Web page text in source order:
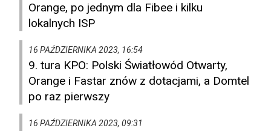
Orange, po jednym dla Fibee i kilku
lokalnych ISP
16 PAŹDZIERNIKA 2023, 16:54
9. tura KPO: Polski Światłowód Otwarty,
Orange i Fastar znów z dotacjami, a Domtel
po raz pierwszy
16 PAŹDZIERNIKA 2023, 09:31